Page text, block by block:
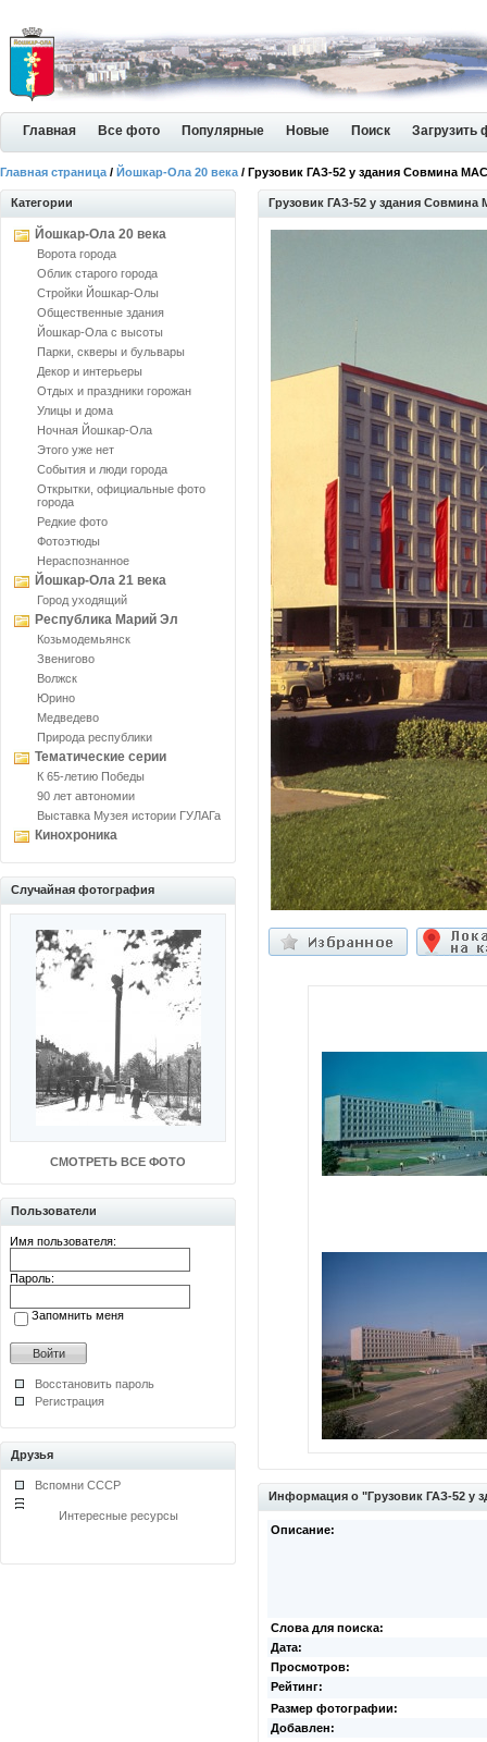
Главная Все фото Популярные Новые Поиск Загрузить
Главная страница / Йошкар-Ола 20 века / Грузовик ГАЗ-52 у здания Совмина
Категории
Йошкар-Ола 20 века
Ворота города
Облик старого города
Стройки Йошкар-Олы
Общественные здания
Йошкар-Ола с высоты
Парки, скверы и бульвары
Декор и интерьеры
Отдых и праздники горожан
Улицы и дома
Ночная Йошкар-Ола
Этого уже нет
События и люди города
Открытки, официальные фото
города
Редкие фото
Фотоэтюды
Нераспознанное
Йошкар-Ола 21 века
Город уходящий
Республика Марий Эл
Козьмодемьянск
Звенигово
Волжск
Юрино
Медведево
Природа республики
Тематические серии
К 65-летию Победы
90 лет автономии
Выставка Музея истории ГУЛАГа
Кинохроника
Случайная фотография
СМОТРЕТЬ ВСЕ ФОТО
Пользователи
Имя пользователя:
Пароль:
Запомнить меня
Восстановить пароль
Регистрация
Друзья
Вспомни СССР
Интересные ресурсы
Грузовик ГАЗ-52 у здания
Информация о "Грузовик ГАЗ-52 у
Описание:
Слова для поиска:
Дата:
Просмотров:
Рейтинг:
Размер фотографии:
Добавлен: